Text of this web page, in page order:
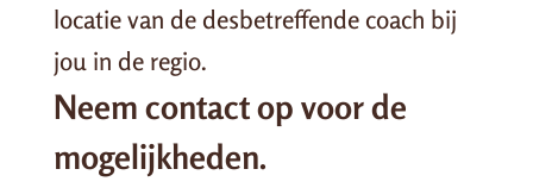
locatie van de desbetreffende coach bij
jou in de regio.
Neem contact op voor de
mogelijkheden.